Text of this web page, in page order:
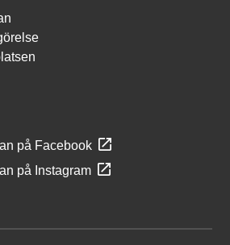
på Facebook
på Instagram